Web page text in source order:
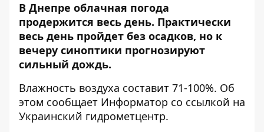
В Днепре облачная погода
продержится весь день. Практически
весь день пройдет без осадков, но к
вечеру синоптики прогнозируют
сильный дождь.
Влажность воздуха составит 71-100%. Об
этом сообщает Информатор со ссылкой на
Украинский гидрометцентр.